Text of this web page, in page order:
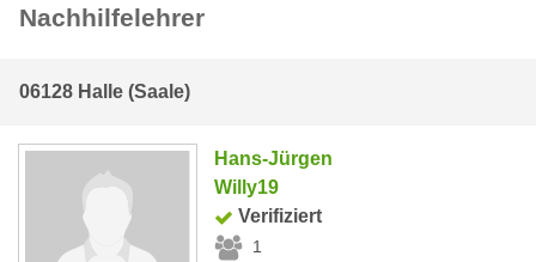
Nachhilfelehrer
06128 Halle (Saale)
Hans-Jürgen
Willy19
Verifiziert
1